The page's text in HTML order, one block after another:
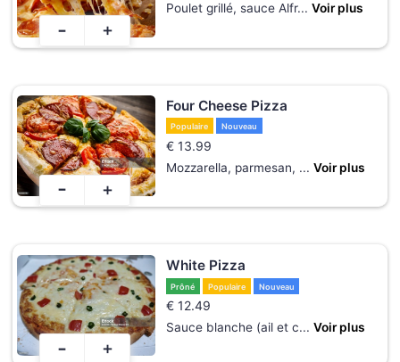
Poulet grillé, sauce Alfr... Voir plus
- +
Four Cheese Pizza
Populaire Nouveau
€ 13.99
Mozzarella, parmesan, ... Voir plus
- +
White Pizza
Prôné Populaire Nouveau
€ 12.49
Sauce blanche (ail et c... Voir plus
- +